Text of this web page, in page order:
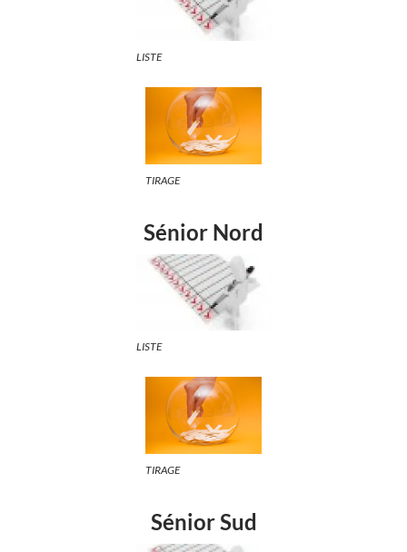
LISTE
TIRAGE
Sénior Nord
LISTE
TIRAGE
Sénior Sud